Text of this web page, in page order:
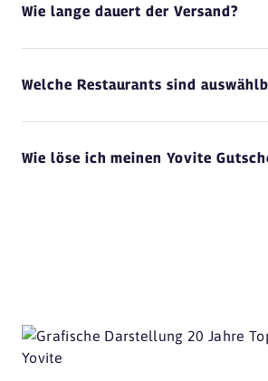
Wie lange dauert der Versand?
Welche Restaurants sind
Wie löse ich meinen Yovite